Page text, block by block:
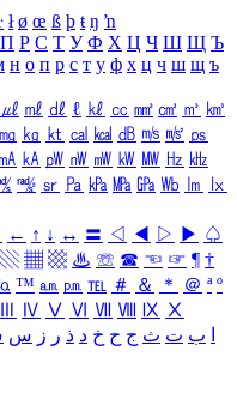
ł ø œ ß þ ŧ ŋ ŉ
П Р С Т У Ф Х Ц Ч Ш Щ Ъ
н о п р с т у ф х ц ч ш щ ъ
㎕ ㎖ ㎗ ℓ ㎘ ㏄ ㎣ ㎤ ㎥ ㎦
㎎ ㎏ ㏏ ㎈ ㎉ ㏈ ㎧ ㎨ ㎰
㎃ ㎄ ㎺ ㎻ ㎽ ㎾ ㎿ ㎐ ㎑
㎯ ㏛ ㎩ ㎪ ㎫ ㎬ ㏝ ㏐
㏓
← ↑ ↓ ↔ 〓 ◁ ◀ ▷ ▶ ♤
▧ ▦ ▩ ♨ ☏ ☎ ☜ ☞ ¶ †
™ ㏂ ㏘ ℡ ＃ ＆ ＊ ＠ ª º
Ⅳ Ⅴ Ⅵ Ⅶ Ⅷ Ⅸ Ⅹ
ب ت ث ج ح خ د ذ ر ز س